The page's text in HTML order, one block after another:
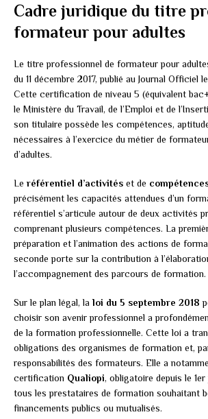
Cadre juridique du titre
formateur pour adultes
Le titre professionnel de formateur pour
du 11 décembre 2017, publié au Journal Officiel
Cette certification de niveau 5 (équivalent
le Ministère du Travail, de l’Emploi et de
son titulaire possède les compétences,
nécessaires à l’exercice du métier de
d’adultes.
Le référentiel d’activités et de
précisément les capacités attendues d’un
référentiel s’articule autour de deux activités
comprenant plusieurs compétences. La
préparation et l’animation des actions de
seconde porte sur la contribution à
l’accompagnement des parcours de formation.
Sur le plan légal, la loi du 5 septembre 2018
choisir son avenir professionnel a
de la formation professionnelle. Cette loi a
obligations des organismes de formation et,
responsabilités des formateurs. Elle a
certification Qualiopi, obligatoire depuis le
tous les prestataires de formation souhaitant
financements publics ou mutualisés.